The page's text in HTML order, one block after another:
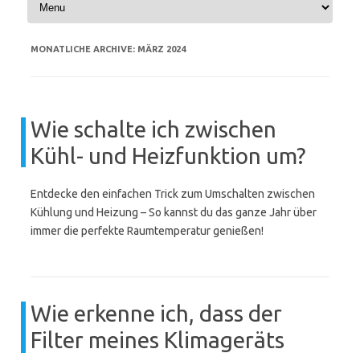
MONATLICHE ARCHIVE: MÄRZ 2024
Wie schalte ich zwischen
Kühl- und Heizfunktion um?
Entdecke den einfachen Trick zum Umschalten zwischen
Kühlung und Heizung – So kannst du das ganze Jahr über
immer die perfekte Raumtemperatur genießen!
Wie erkenne ich, dass der
Filter meines Klimageräts